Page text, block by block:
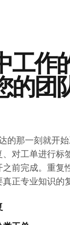
工作
团
的那一刻就开
对工单进行标
前完成。重复
正专业知识的